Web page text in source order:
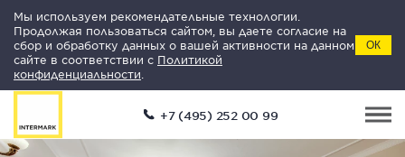
Мы используем рекомендательные технологии.
Продолжая пользоваться сайтом, вы даете согласие на
сбор и обработку данных о вашей активности на данном
сайте в соответствии с Политикой
конфиденциальности
ОК
+7 (495) 252 00 99